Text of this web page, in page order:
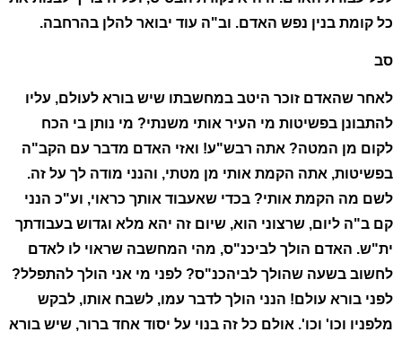
כל קומת בנין נפש האדם. וב"ה עוד יבואר להלן בהרחבה.
סב
לאחר שהאדם זוכר היטב במחשבתו שיש בורא לעולם, עליו
להתבונן בפשיטות מי העיר אותי משנתי? מי נותן בי הכח
לקום מן המטה? אתה רבש"ע! ואזי האדם מדבר עם הקב"ה
בפשיטות, אתה הקמת אותי מן מטתי, והנני מודה לך על זה.
לשם מה הקמת אותי? בכדי שאעבוד אותך כראוי, וע"כ הנני
קם ב"ה ליום, שרצוני הוא, שיום זה יהא מלא וגדוש בעבודתך
ית"ש. האדם הולך לביכנ"ס, מהי המחשבה שראוי לו לאדם
לחשוב בשעה שהולך לביהכנ"ס? לפני מי אני הולך להתפלל?
לפני בורא עולם! הנני הולך לדבר עמו, לשבח אותו, לבקש
מלפניו וכו' וכו'. אולם כל זה בנוי על יסוד אחד ברור, שיש בורא